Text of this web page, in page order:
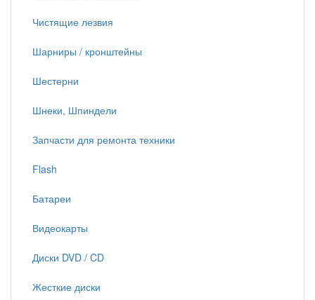
Чистящие лезвия
Шарниры / кронштейны
Шестерни
Шнеки, Шпиндели
Запчасти для ремонта техники
Flash
Батареи
Видеокарты
Диски DVD / CD
Жесткие диски